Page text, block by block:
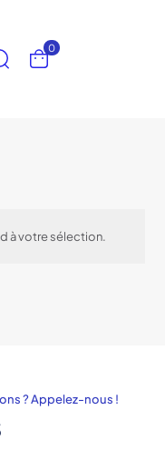
0
à votre sélection.
? Appelez-nous !